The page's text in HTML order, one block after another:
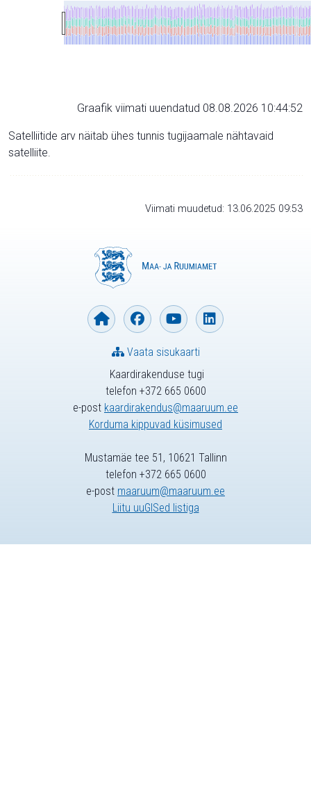
Graafik viimati uuendatud 08.08.2026 10:44:52
Satelliitide arv näitab ühes tunnis tugijaamale nähtavaid
satelliite.
Viimati muudetud: 13.06.2025 09:53
Kaardirakenduse tugi
telefon +372 665 0600
e-post kaardirakendus@maaruum.ee
Korduma kippuvad küsimused
Vaata sisukaarti
Mustamäe tee 51, 10621 Tallinn
telefon +372 665 0600
e-post maaruum@maaruum.ee
Liitu uuGISed listiga